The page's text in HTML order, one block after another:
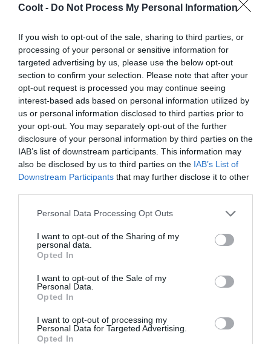
Coolt - Do Not Process My Personal Information
If you wish to opt-out of the sale, sharing to third parties, or
processing of your personal or sensitive information for
targeted advertising by us, please use the below opt-out
section to confirm your selection. Please note that after your
opt-out request is processed you may continue seeing
interest-based ads based on personal information utilized by
us or personal information disclosed to third parties prior to
your opt-out. You may separately opt-out of the further
disclosure of your personal information by third parties on the
IAB’s list of downstream participants. This information may
also be disclosed by us to third parties on the IAB’s List of
Downstream Participants that may further disclose it to other
Personal Data Processing Opt Outs
I want to opt-out of the Sharing of my
personal data.
Opted In
I want to opt-out of the Sale of my
Personal Data.
Opted In
I want to opt-out of processing my
Personal Data for Targeted Advertising.
Opted In
LIBROS
El misterio del mayor robo de arte de
Argentina
En 1980, en plena dictadura, unos ladrones sustrajeron un
botín millonario del Museo de Bellas Artes de Buenos Aires.
Un libro investiga ahora ese golpe.
BUENOS AIRES
Tàpies, la gran travesía